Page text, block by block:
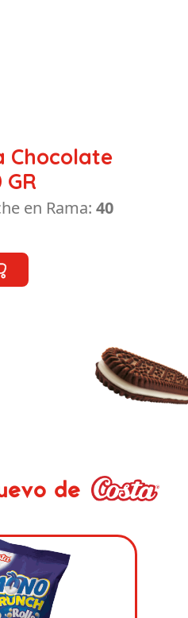
Chocolate
en Rama: 40
de